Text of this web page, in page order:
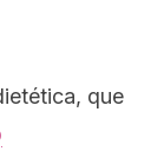
que